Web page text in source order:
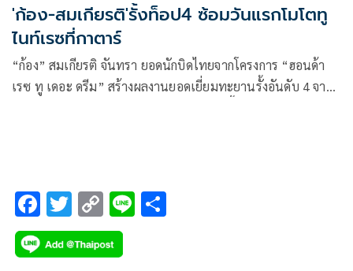
'ก้อง-สมเกียรติ'รั้งท็อป4 ซ้อมวันแรกโมโตทู
ไนท์เรซที่กาตาร์
“ก้อง” สมเกียรติ จันทรา ยอดนักบิดไทยจากโครงการ “ฮอนด้า
เรซ ทู เดอะ ดรีม” สร้างผลงานยอดเยี่ยมทะยานรั้งอันดับ 4 จาก
F
ac
e
T
wi
tt
C
o
p
Li